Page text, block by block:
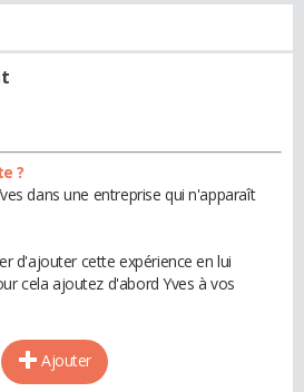
?
dans une entreprise qui n'apparaît
d'ajouter cette expérience en lui
cela ajoutez d'abord Yves à vos
Ajouter